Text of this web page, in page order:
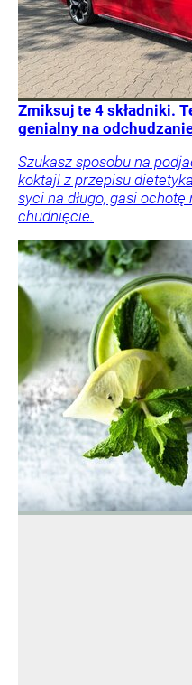
Zmiksuj te 4 składniki.
genialny na
Szukasz sposobu na
koktajl z przepisu
syci na długo, gasi ochotę
chudnięcie.